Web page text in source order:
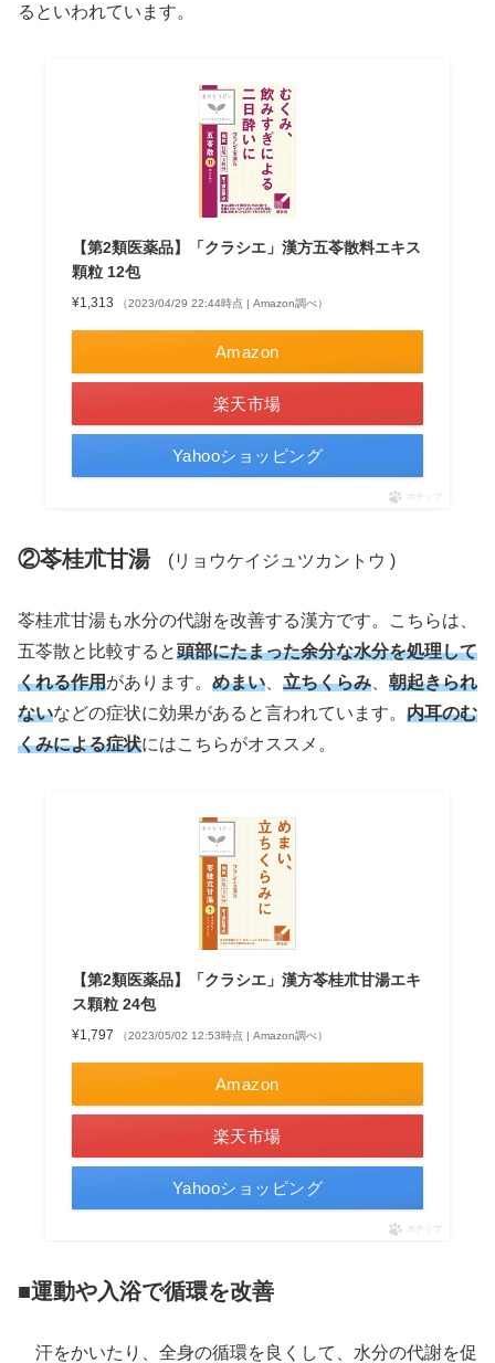
るといわれています。
【第2類医薬品】「クラシエ」漢方五苓散料エキス
顆粒 12包
¥1,313 （2023/04/29 22:44時点 | Amazon調べ）
Amazon
楽天市場
Yahooショッピング
ポチップ
②苓桂朮甘湯(リョウケイジュツカントウ )
苓桂朮甘湯も水分の代謝を改善する漢方です。こちらは、
五苓散と比較すると頭部にたまった余分な水分を処理して
くれる作用があります。 めまい 立ちくらみ
朝起きられ
ないなどの症状に効果があると言われています。 内耳のむ
くみによる症状にはこちらがオススメ。
【第2類医薬品】「クラシエ」漢方苓桂朮甘湯エキ
ス顆粒 24包
¥1,797 （2023/05/02 12:53時点 | Amazon調べ）
Amazon
楽天市場
Yahooショッピング
ポチップ
■運動や入浴で循環を改善
汗をかいたり、全身の循環を良くして、水分の代謝を促